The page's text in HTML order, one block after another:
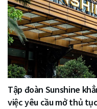
Tập đoàn Sunshine
việc yêu cầu mở thủ